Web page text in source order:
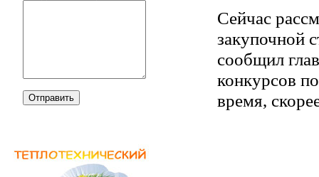
Отправить
Сейчас
закупочной
сообщил
конкурсов
время,